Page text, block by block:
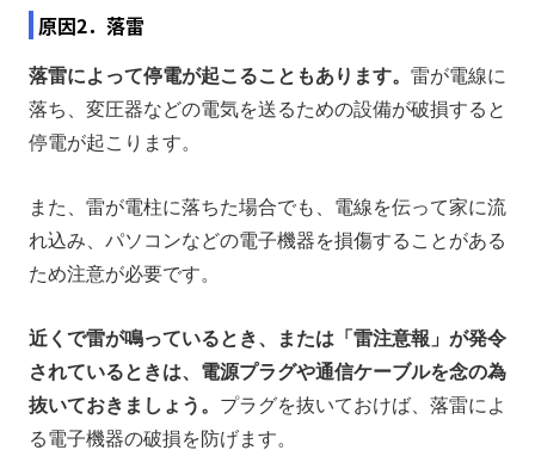
原因2．落雷
落雷によって停電が起こることもあります。 雷が電線に
落ち、変圧器などの電気を送るための設備が破損すると
停電が起こります。
また、雷が電柱に落ちた場合でも、電線を伝って家に流
れ込み、パソコンなどの電子機器を損傷することがある
ため注意が必要です。
近くで雷が鳴っているとき、または「雷注意報」が発令
されているときは、電源プラグや通信ケーブルを念の為
抜いておきましょう。 プラグを抜いておけば、落雷によ
る電子機器の破損を防げます。